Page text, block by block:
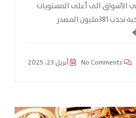
الأسواق الى أعلى المستويات
6% , صناديق أمريكية تجذب 381مليون المصدر
أبريل 23، 2025